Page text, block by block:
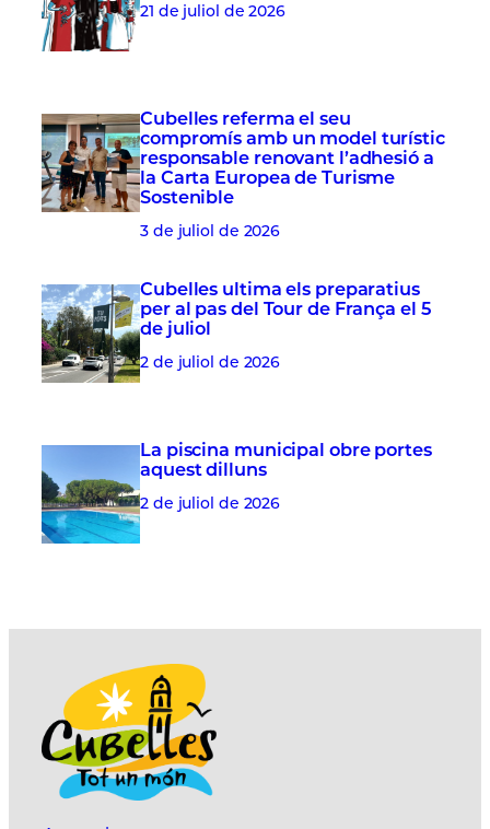
21 de juliol de 2026
Cubelles referma el seu
compromís amb un model turístic
responsable renovant l’adhesió a
la Carta Europea de Turisme
Sostenible
3 de juliol de 2026
Cubelles ultima els preparatius
per al pas del Tour de França el 5
de juliol
2 de juliol de 2026
La piscina municipal obre portes
aquest dilluns
2 de juliol de 2026